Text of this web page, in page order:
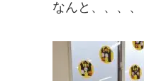
なんと、、、、